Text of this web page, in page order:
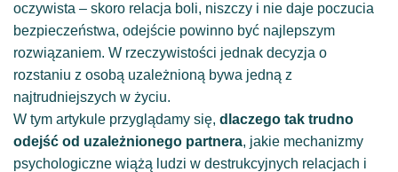
oczywista – skoro relacja boli, niszczy i nie daje poczucia
bezpieczeństwa, odejście powinno być najlepszym
rozwiązaniem. W rzeczywistości jednak decyzja o
rozstaniu z osobą uzależnioną bywa jedną z
najtrudniejszych w życiu.
W tym artykule przyglądamy się, dlaczego tak trudno
odejść od uzależnionego partnera, jakie mechanizmy
psychologiczne wiążą ludzi w destrukcyjnych relacjach i